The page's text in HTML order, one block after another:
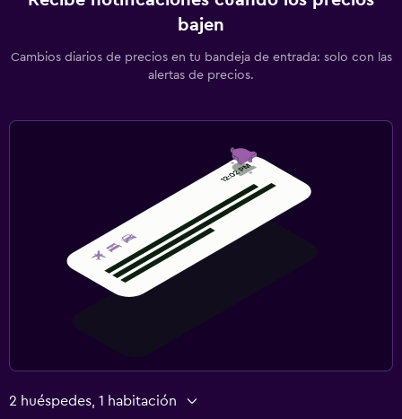
bajen
Cambios diarios de precios en tu bandeja de entrada: solo con las
alertas de precios.
2 huéspedes, 1 habitación